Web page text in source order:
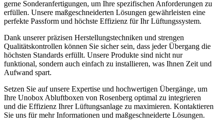
gerne Sonderanfertigungen, um Ihre spezifischen Anforderungen zu
erfüllen. Unsere maßgeschneiderten Lösungen gewährleisten eine
perfekte Passform und höchste Effizienz für Ihr Lüftungssystem.
Dank unserer präzisen Herstellungstechniken und strengen
Qualitätskontrollen können Sie sicher sein, dass jeder Übergang die
höchsten Standards erfüllt. Unsere Produkte sind nicht nur
funktional, sondern auch einfach zu installieren, was Ihnen Zeit und
Aufwand spart.
Setzen Sie auf unsere Expertise und hochwertigen Übergänge, um
Ihre Unobox Abluftboxen von Rosenberg optimal zu integrieren
und die Effizienz Ihrer Lüftungsanlage zu maximieren. Kontaktieren
Sie uns für mehr Informationen und maßgeschneiderte Lösungen.